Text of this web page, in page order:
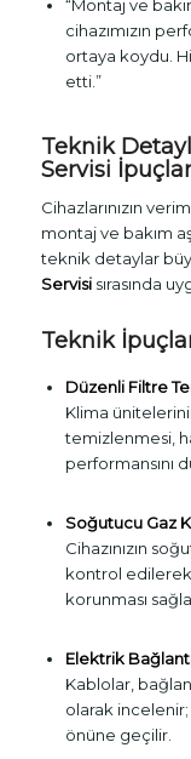
“Montaj ve
cihazımızın
ortaya koydu.
etti.”
Teknik
Servisi
Cihazlarınızın
montaj ve bakım
teknik detaylar
Servisisırasında
Teknik
Düzenli Filtre
Klima
temizlenmesi,
performansını
Soğutucu Gaz
Cihazınızın
kontrol
korunması
Elektrik
Kablolar,
olarak incelenir;
önüne geçilir.